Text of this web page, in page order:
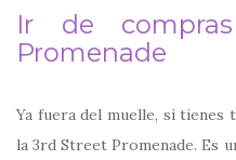
Ir de
Promenade
Ya fuera del muelle, si tienes
la 3rd Street Promenade. Es